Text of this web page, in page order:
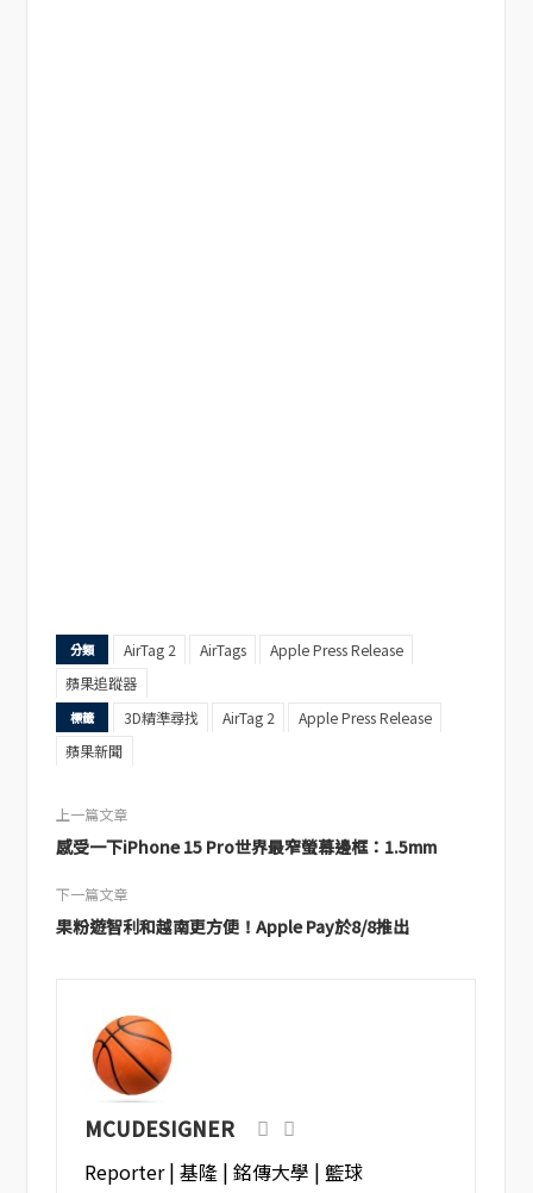
分類 AirTag 2 AirTags
Apple Press Release
蘋果追蹤器
標籤 3D精準尋找 AirTag 2
Apple Press Release
蘋果新聞
上一篇文章
感受一下iPhone 15 Pro世界最窄螢幕邊框：1.5mm
下一篇文章
果粉遊智利和越南更方便！Apple Pay於8/8推出
MCUDESIGNER
Reporter | 基隆 | 銘傳大學 | 籃球